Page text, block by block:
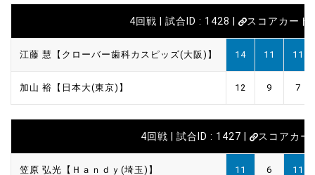
4回戦 | 試合ID : 1428 | スコアカード
江藤 慧【クローバー歯科カスピッズ(大阪)】 14 11 11
加山 裕【日本大(東京)】 12 9 7
4回戦 | 試合ID : 1427 | スコアカー
笠原 弘光【Ｈａｎｄｙ(埼玉)】 11 6 11